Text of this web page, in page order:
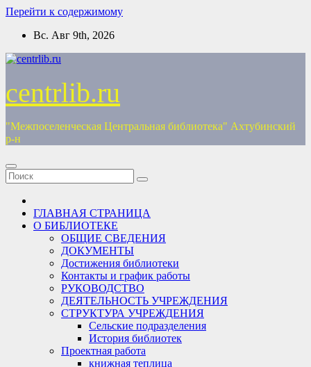
Перейти к содержимому
Вс. Авг 9th, 2026
centrlib.ru
"Межпоселенческая Центральная библиотека" Ахтубинский
р-н
ГЛАВНАЯ СТРАНИЦА
О БИБЛИОТЕКЕ
ОБЩИЕ СВЕДЕНИЯ
ДОКУМЕНТЫ
Достижения библиотеки
Контакты и график работы
РУКОВОДСТВО
ДЕЯТЕЛЬНОСТЬ УЧРЕЖДЕНИЯ
СТРУКТУРА УЧРЕЖДЕНИЯ
Сельские подразделения
История библиотек
Проектная работа
книжная теплица